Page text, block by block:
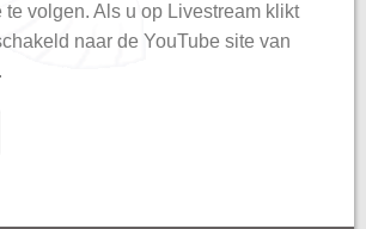
te volgen. Als u op Livestream klikt
naar de YouTube site van